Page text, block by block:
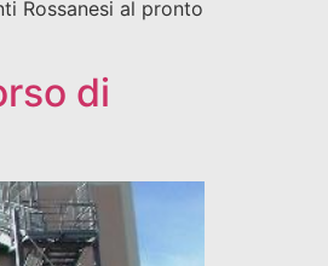
Rossanesi al pronto
di